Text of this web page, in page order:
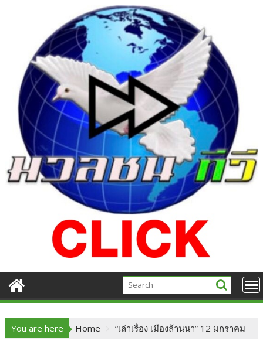
You are here Home “เล่าเรื่อง เมืองล้านนา” 12 มกราคม